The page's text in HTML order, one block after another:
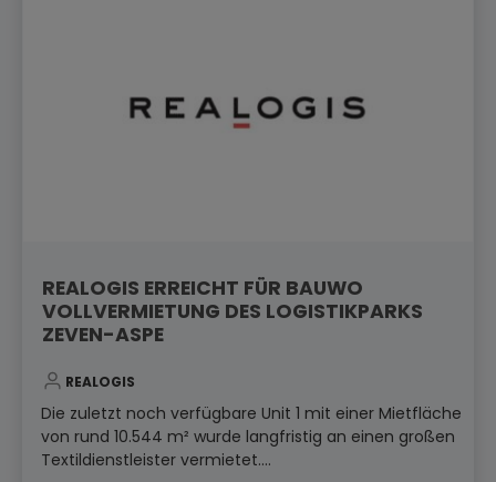
REALOGIS ERREICHT FÜR BAUWO
VOLLVERMIETUNG DES LOGISTIKPARKS
ZEVEN-ASPE
REALOGIS
Die zuletzt noch verfügbare Unit 1 mit einer Mietfläche
von rund 10.544 m² wurde langfristig an einen großen
Textildienstleister vermietet....